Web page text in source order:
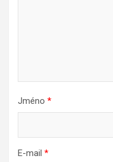
Jméno *
E-mail *